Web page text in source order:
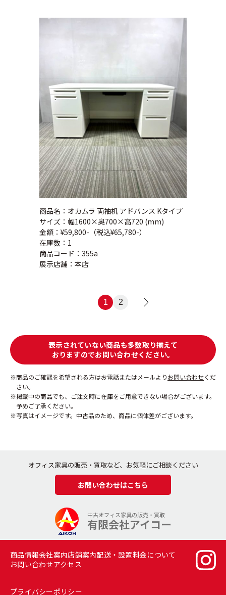
商品名：オカムラ 両袖机 アドバンス Kタイプ
サイズ：幅1600×奥700×高720 (mm)
金額：¥59,800-（税込¥65,780-）
在庫数：1
商品コード：355a
展示店舗：本店
1 2
表示されていない商品も多数取り揃えて
おりますのでお問い合わせください。
商品のご確認を希望される方はお電話またはメールよりお問い合わせくだ
さい。
掲載中の商品でも、ご注文時に在庫をご用意できない場合がございます。
予めご了承ください。
写真はイメージです。中古品のため、商品に個体差がございます。
オフィス家具の販売・買取など、お気軽にご相談ください
お問い合わせはこちら
中古オフィス家具の販売・買取
有限会社アイコー
商品情報会社案内店舗案内配送・設置料金について
お問い合わせアクセス
プライバシーポリシー